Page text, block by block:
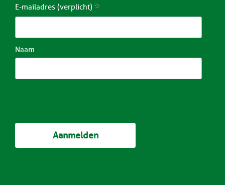
E-mailadres (verplicht) *
Naam